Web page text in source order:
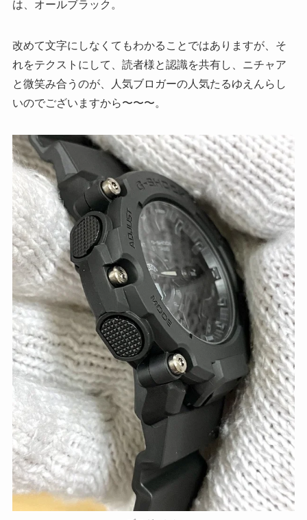
は、オールブラック。
改めて文字にしなくてもわかることではありますが、そ
れをテクストにして、読者様と認識を共有し、ニチャア
と微笑み合うのが、人気ブロガーの人気たるゆえんらし
いのでございますから〜〜〜。